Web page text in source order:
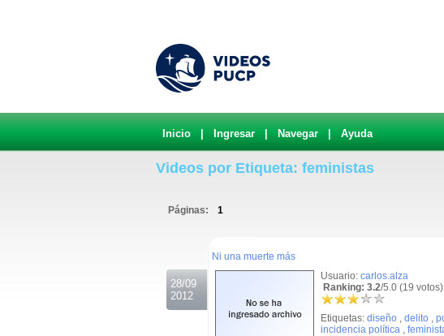
Inicio Ingresar Navegar Ayuda
Videos por Etiqueta: feministas
Páginas: 1
28/09
2012
Ni una muerte más
Usuario: carlos.alza
Ranking: 3.2/5.0 (19 votos)
Etiquetas: diseño , delito ,
incidencia política ,